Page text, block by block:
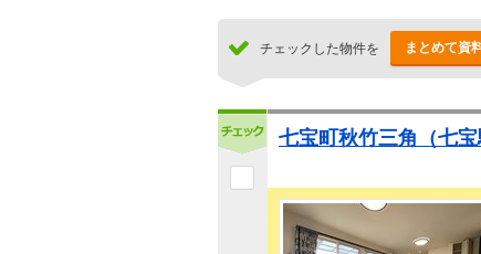
チェックした物件を まとめて資
七宝町秋竹三角（七